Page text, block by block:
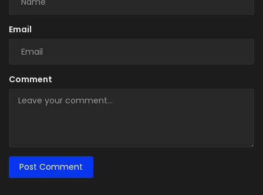
Email
Comment
Post Comment